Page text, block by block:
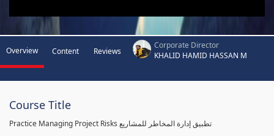
Overview Content Reviews
Corporate Director
KHALID HAMID HASSAN M
Course Title
Practice Managing Project Risks تطبيق إدارة المخاطر للمشاريع